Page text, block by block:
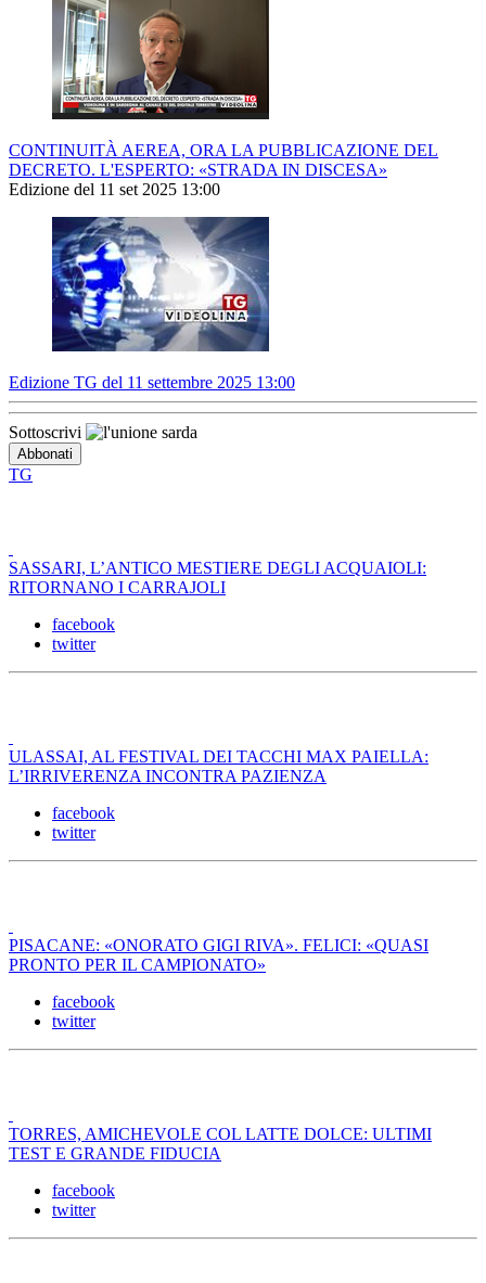
CONTINUITÀ AEREA, ORA LA PUBBLICAZIONE DEL
DECRETO. L'ESPERTO: «STRADA IN DISCESA»
Edizione del 11 set 2025 13:00
Edizione TG del 11 settembre 2025 13:00
Sottoscrivi
TG
SASSARI, L’ANTICO MESTIERE DEGLI ACQUAIOLI:
RITORNANO I CARRAJOLI
facebook
twitter
ULASSAI, AL FESTIVAL DEI TACCHI MAX PAIELLA:
L’IRRIVERENZA INCONTRA PAZIENZA
facebook
twitter
PISACANE: «ONORATO GIGI RIVA». FELICI: «QUASI
PRONTO PER IL CAMPIONATO»
facebook
twitter
TORRES, AMICHEVOLE COL LATTE DOLCE: ULTIMI
TEST E GRANDE FIDUCIA
facebook
twitter